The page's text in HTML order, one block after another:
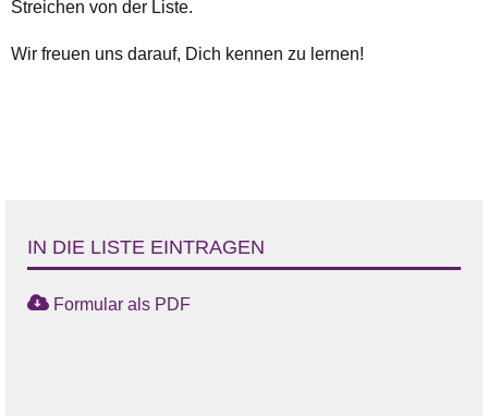
Streichen von der Liste.
Wir freuen uns darauf, Dich kennen zu lernen!
IN DIE LISTE EINTRAGEN
Formular als PDF